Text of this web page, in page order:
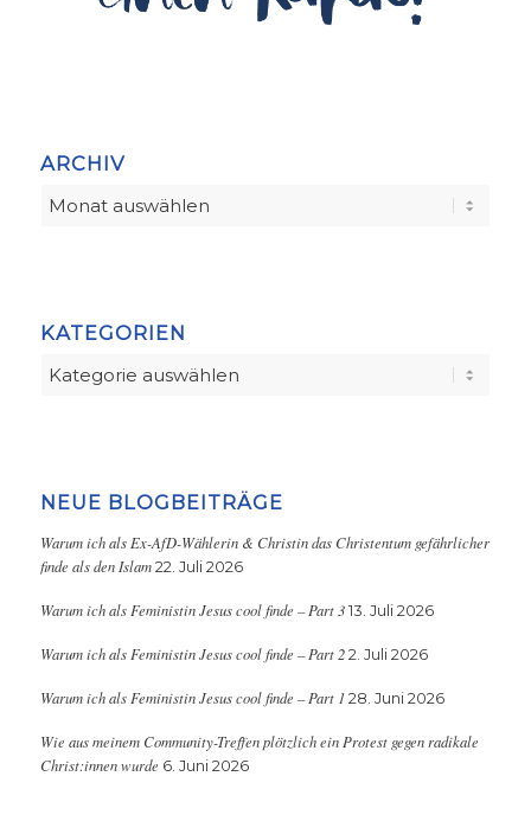
ARCHIV
KATEGORIEN
Kategorien
NEUE BLOGBEITRÄGE
Warum ich als Ex-AfD-Wählerin & Christin das Christentum gefährlicher
finde als den Islam 22. Juli 2026
Warum ich als Feministin Jesus cool finde – Part 3 13. Juli 2026
Warum ich als Feministin Jesus cool finde – Part 2 2. Juli 2026
Warum ich als Feministin Jesus cool finde – Part 1 28. Juni 2026
Wie aus meinem Community-Treffen plötzlich ein Protest gegen radikale
Christ:innen wurde 6. Juni 2026